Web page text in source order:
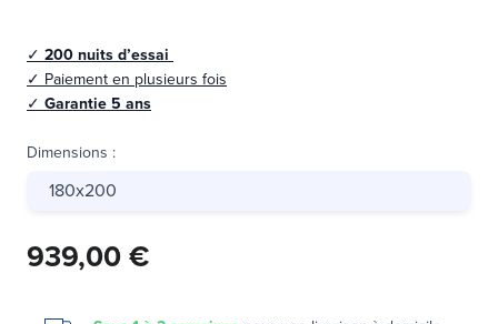
✓200 nuits d’essai
✓Paiement en plusieurs fois
✓Garantie 5 ans
Dimensions :
180x200
939,00 €